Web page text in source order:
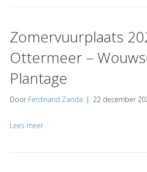
Zomervuurplaats
Ottermeer –
Plantage
Door Ferdinand Zanda | 22 december
Lees meer